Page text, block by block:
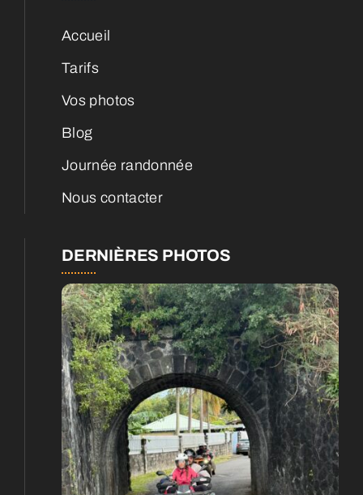
Accueil
Tarifs
Vos photos
Blog
Journée randonnée
Nous contacter
DERNIÈRES PHOTOS